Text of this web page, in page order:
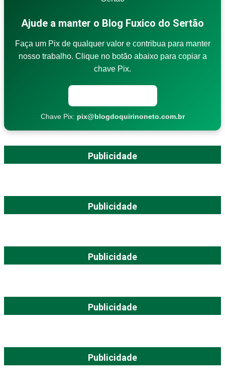
Ajude a manter o Blog Fuxico do Sertão
Faça um Pix de qualquer valor e contribua para manter
nosso trabalho. Clique no botão abaixo para copiar a
chave Pix.
Chave Pix: pix@blogdoquirinoneto.com.br
Publicidade
Publicidade
Publicidade
Publicidade
Publicidade